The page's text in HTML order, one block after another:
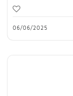
06/06/2025